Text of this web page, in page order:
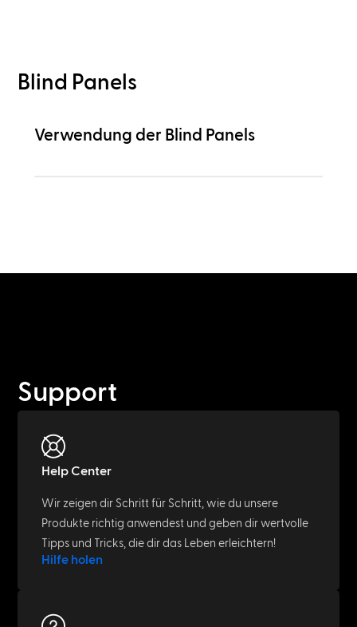
Blind Panels
Verwendung der Blind Panels
Support
Help Center
Wir zeigen dir Schritt für Schritt, wie du unsere
Produkte richtig anwendest und geben dir wertvolle
Tipps und Tricks, die dir das Leben erleichtern!
Hilfe holen